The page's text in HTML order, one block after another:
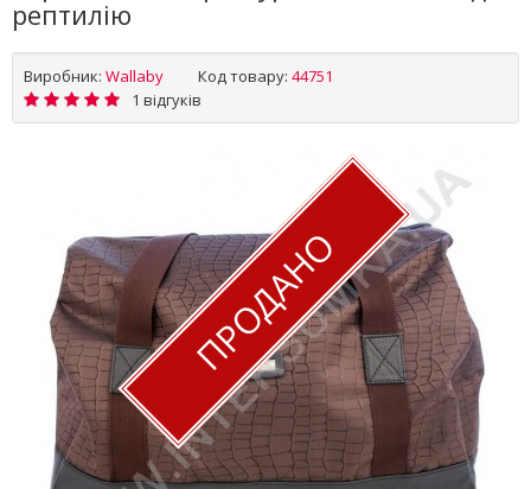
рептилію
Виробник: Wallaby Код товару: 44751
1 відгуків
ПРОДАНО